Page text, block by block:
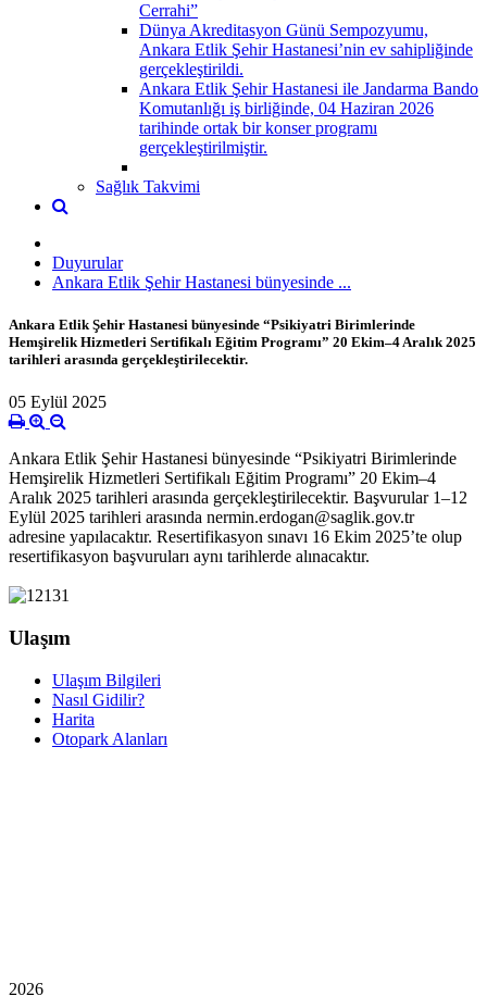
Cerrahi”
Dünya Akreditasyon Günü Sempozyumu,
Ankara Etlik Şehir Hastanesi’nin ev sahipliğinde
gerçekleştirildi.
Ankara Etlik Şehir Hastanesi ile Jandarma Bando
Komutanlığı iş birliğinde, 04 Haziran 2026
tarihinde ortak bir konser programı
gerçekleştirilmiştir.
Sağlık Takvimi
Duyurular
Ankara Etlik Şehir Hastanesi bünyesinde ...
Ankara Etlik Şehir Hastanesi bünyesinde “Psikiyatri Birimlerinde
Hemşirelik Hizmetleri Sertifikalı Eğitim Programı” 20 Ekim–4 Aralık 2025
tarihleri arasında gerçekleştirilecektir.
05 Eylül 2025
Ankara Etlik Şehir Hastanesi bünyesinde “Psikiyatri Birimlerinde
Hemşirelik Hizmetleri Sertifikalı Eğitim Programı” 20 Ekim–4
Aralık 2025 tarihleri arasında gerçekleştirilecektir. Başvurular 1–12
Eylül 2025 tarihleri arasında nermin.erdogan@saglik.gov.tr
adresine yapılacaktır. Resertifikasyon sınavı 16 Ekim 2025’te olup
resertifikasyon başvuruları aynı tarihlerde alınacaktır.
Ulaşım
Ulaşım Bilgileri
Nasıl Gidilir?
Harita
Otopark Alanları
2026